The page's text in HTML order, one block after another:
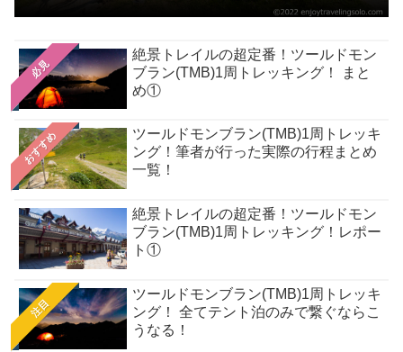
必見
絶景トレイルの超定番！ツールドモン
ブラン(TMB)1周トレッキング！ まと
め①
おすすめ
ツールドモンブラン(TMB)1周トレッキ
ング！筆者が行った実際の行程まとめ
一覧！
絶景トレイルの超定番！ツールドモン
ブラン(TMB)1周トレッキング！レポー
ト①
注目
ツールドモンブラン(TMB)1周トレッキ
ング！ 全てテント泊のみで繋ぐならこ
うなる！